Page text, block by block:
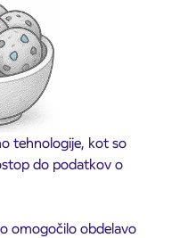
tehnologije, kot so
do podatkov o
omogočilo obdelavo